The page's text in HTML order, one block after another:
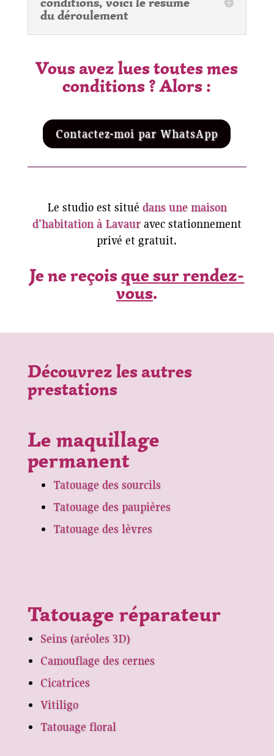
du déroulement
Vous avez lues toutes mes
conditions ? Alors :
Contactez-moi par WhatsApp
Le studio est situé dans une maison
d'habitation à Lavauravec stationnement
privé et gratuit.
Je ne reçoisque sur rendez-
vous.
Découvrez les autres
prestations
Le maquillage
permanent
Tatouage des sourcils
Tatouage des paupières
Tatouage des lèvres
Tatouage réparateur
Seins (aréoles 3D)
Camouflage des cernes
Cicatrices
Vitiligo
Tatouage floral